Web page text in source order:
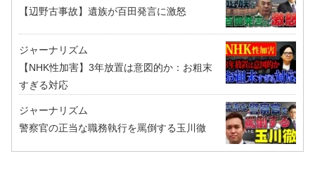
【辺野古事故】遺族が百田発言に激怒
ジャーナリズム
【NHK性加害】3年放置は意図的か：お粗末
すぎる対応
ジャーナリズム
警察官の正当な職務執行を罵倒する玉川徹